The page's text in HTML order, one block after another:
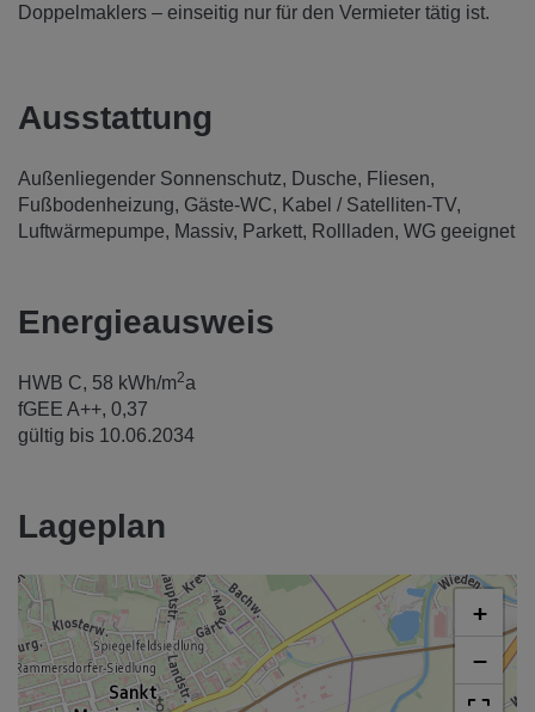
Doppelmaklers – einseitig nur für den Vermieter tätig ist.
Ausstattung
Außenliegender Sonnenschutz Dusche
Fliesen
Fußbodenheizung Gäste-WC
Kabel / Satelliten-TV
Luftwärmepumpe
Massiv Parkett Rollladen WG geeignet
Energieausweis
HWB C, 58 kWh/m2a
fGEE A++, 0,37
gültig bis 10.06.2034
Lageplan
+
−